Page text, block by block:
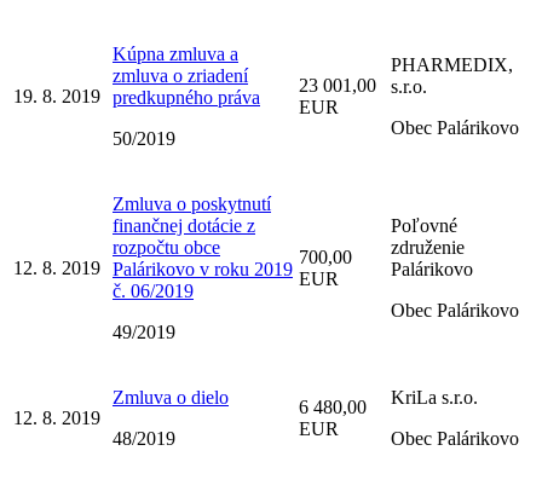
19. 8. 2019
Kúpna zmluva a
zmluva o zriadení
predkupného práva
50/2019
23 001,00
EUR
PHARMEDIX,
s.r.o.
Obec Palárikovo
12. 8. 2019
Zmluva o poskytnutí
finančnej dotácie z
rozpočtu obce
Palárikovo v roku 2019
č. 06/2019
49/2019
700,00
EUR
Poľovné
združenie
Palárikovo
Obec Palárikovo
12. 8. 2019
Zmluva o dielo
48/2019
6 480,00
EUR
KriLa s.r.o.
Obec Palárikovo